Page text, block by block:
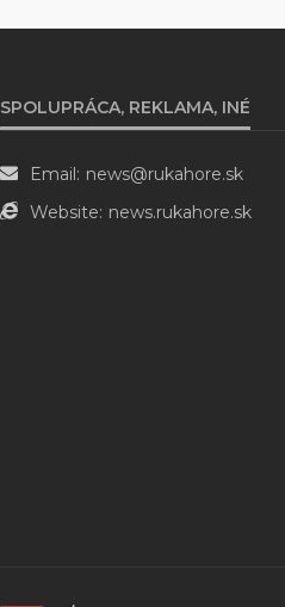
SPOLUPRÁCA, REKLAMA, INÉ
Email: news@rukahore.sk
Website: news.rukahore.sk